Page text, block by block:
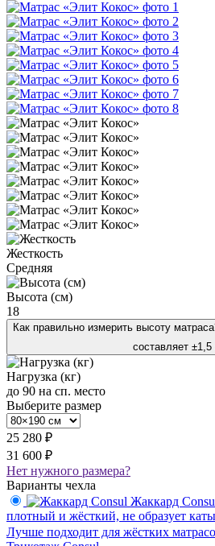
Жесткость
Средняя
Высота (см)
18
Как правильно измерить высоту
составляет ±1,5
Нагрузка (кг)
до 90 на сп. место
Выберите размер
25 280 ₽
31 600 ₽
Нет нужного размера?
Варианты чехла
Жаккард
плотный и жёсткий, не образует
Лучше подходит для жёстких